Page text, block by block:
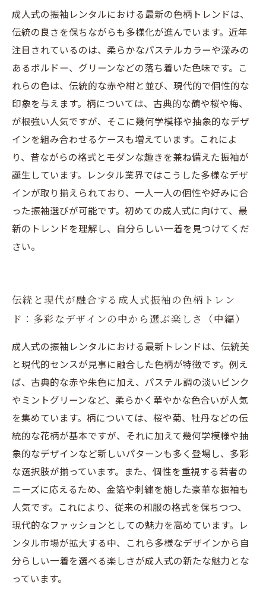
成人式振袖レンタルの最新色柄とは？伝統に寄
り添う現代的デザインを徹底解説
初めての振袖レンタルでも安心！成人式最新ト
レンドの色柄選びポイントまとめ
成人式の振袖レンタルにおける最新の色柄トレンドは、
伝統の良さを保ちながらも多様化が進んでいます。近年
注目されているのは、柔らかなパステルカラーや深みの
あるボルドー、グリーンなどの落ち着いた色味です。こ
れらの色は、伝統的な赤や紺と並び、現代的で個性的な
印象を与えます。柄については、古典的な鶴や桜や梅、
が根強い人気ですが、そこに幾何学模様や抽象的なデザ
インを組み合わせるケースも増えています。これによ
り、昔ながらの格式とモダンな趣きを兼ね備えた振袖が
誕生しています。レンタル業界ではこうした多様なデザ
インが取り揃えられており、一人一人の個性や好みに合
った振袖選びが可能です。初めての成人式に向けて、最
新のトレンドを理解し、自分らしい一着を見つけてくだ
さい。
伝統と現代が融合する成人式振袖の色柄トレン
ド：多彩なデザインの中から選ぶ楽しさ（中編）
成人式の振袖レンタルにおける最新トレンドは、伝統美
と現代的センスが見事に融合した色柄が特徴です。例え
ば、古典的な赤や朱色に加え、パステル調の淡いピンク
やミントグリーンなど、柔らかく華やかな色合いが人気
を集めています。柄については、桜や菊、牡丹などの伝
統的な花柄が基本ですが、それに加えて幾何学模様や抽
象的なデザインなど新しいパターンも多く登場し、多彩
な選択肢が揃っています。また、個性を重視する若者の
ニーズに応えるため、金箔や刺繍を施した豪華な振袖も
人気です。これにより、従来の和服の格式を保ちつつ、
現代的なファッションとしての魅力を高めています。レ
ンタル市場が拡大する中、これら多様なデザインから自
分らしい一着を選べる楽しさが成人式の新たな魅力とな
っています。